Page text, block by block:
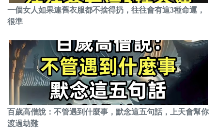
一個女人如果連舊衣服都不捨得扔，往往會有這3種命運，
很準
百歲高僧說：不管遇到什麼事，默念這五句話，上天會幫你
渡過劫難